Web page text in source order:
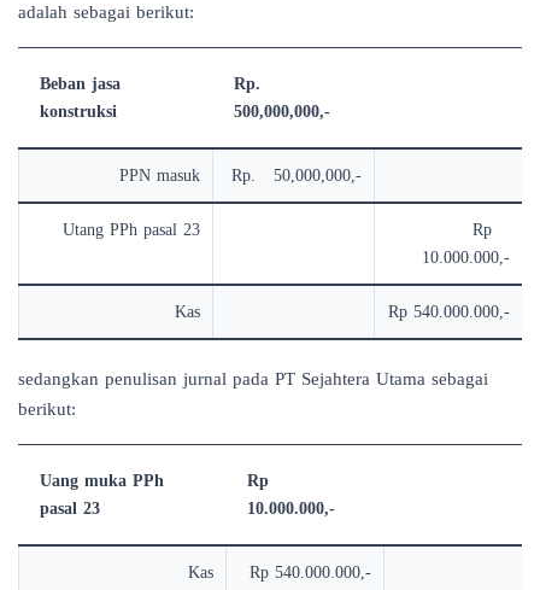
adalah sebagai berikut:
Beban jasa
konstruksi
Rp.
500,000,000,-
PPN masuk Rp. 50,000,000,-
Utang PPh pasal 23
Rp
10.000.000,-
Kas Rp 540.000.000,-
sedangkan penulisan jurnal pada PT Sejahtera Utama sebagai
berikut:
Uang muka PPh
pasal 23
Rp
10.000.000,-
Kas Rp 540.000.000,-